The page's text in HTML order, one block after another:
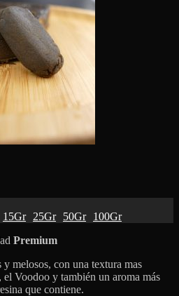
15Gr 25Gr 50Gr
100Gr
Premium
melosos, con una textura mas
Voodoo y también un aroma más
que contiene.